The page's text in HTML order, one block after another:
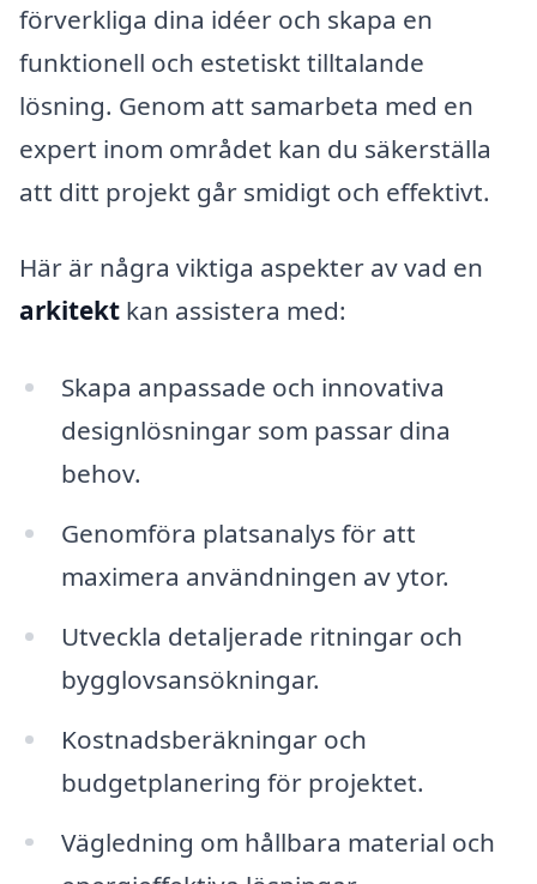
förverkliga dina idéer och skapa en
funktionell och estetiskt tilltalande
lösning. Genom att samarbeta med en
expert inom området kan du säkerställa
att ditt projekt går smidigt och effektivt.
Här är några viktiga aspekter av vad en
arkitekt kan assistera med:
Skapa anpassade och innovativa
designlösningar som passar dina
behov.
Genomföra platsanalys för att
maximera användningen av ytor.
Utveckla detaljerade ritningar och
bygglovsansökningar.
Kostnadsberäkningar och
budgetplanering för projektet.
Vägledning om hållbara material och